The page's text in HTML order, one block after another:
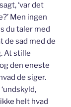
‘var det
Men ingen
du taler med
de sad med de
At stille
den eneste
de siger.
helt hvad